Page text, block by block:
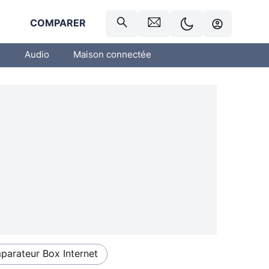
COMPARER
Audio Maison connectée
Box Internet